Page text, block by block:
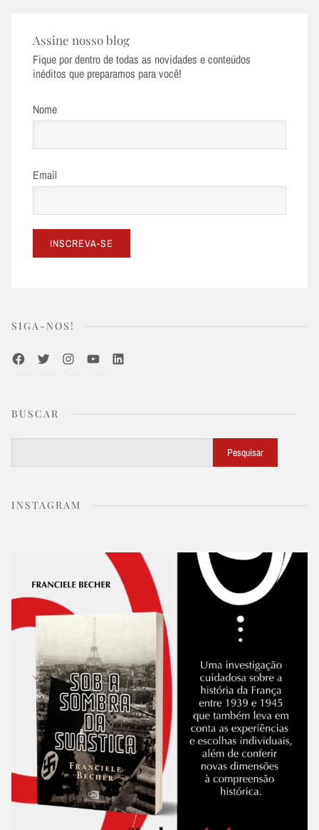
Assine nosso blog
Fique por dentro de todas as novidades e conteúdos
inéditos que preparamos para você!
Nome
Email
SIGA-NOS!
FacebookTwitterInstagramYoutubeLinkedIn
BUSCAR
Pesquisar
INSTAGRAM